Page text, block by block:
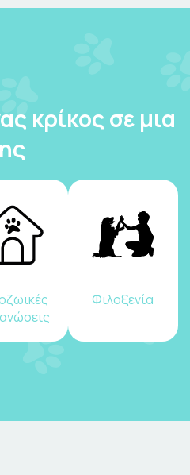
κρίκος σε μια
Φιλοξενία